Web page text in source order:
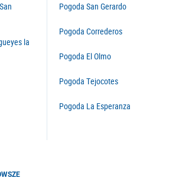
la
Pogoda San Gerardo
Pogoda Correderos
Pogoda El Olmo
Pogoda Tejocotes
Pogoda La Esperanza